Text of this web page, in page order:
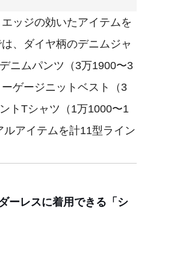
ッジの効いたアイテムを
、ダイヤ柄のデニムジャ
ニムパンツ（3万1900〜3
ゲージニットベスト（3
トTシャツ（1万1000〜1
アイテムを計11型ライン
ーレスに着用できる「シ